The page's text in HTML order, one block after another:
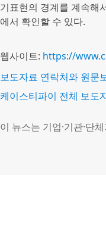
기표현의 경계를 계속해
에서 확인할 수 있다.
웹사이트: https://
보도자료 연락처와 원문
케이스티파이 전체 보도
이 뉴스는 기업·기관·단